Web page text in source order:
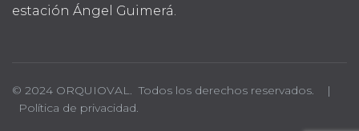
estación Ángel Guimerá.
© 2024 ORQUIOVAL. Todos los derechos reservados. |
Política de privacidad.